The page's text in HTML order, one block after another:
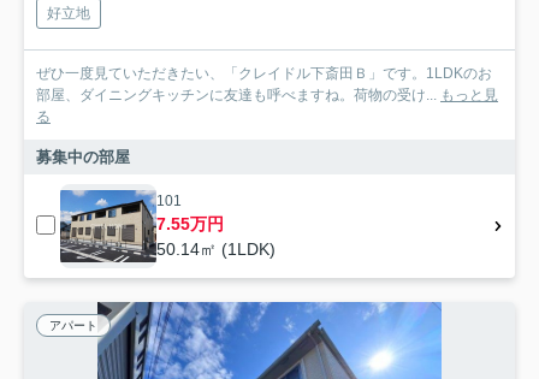
好立地
ぜひ一度見ていただきたい、「クレイドル下斎田Ｂ」です。1LDKのお
部屋、ダイニングキッチンに友達も呼べますね。荷物の受け...
もっと見
る
募集中の部屋
101
7.55万円
50.14㎡ (1LDK)
アパート